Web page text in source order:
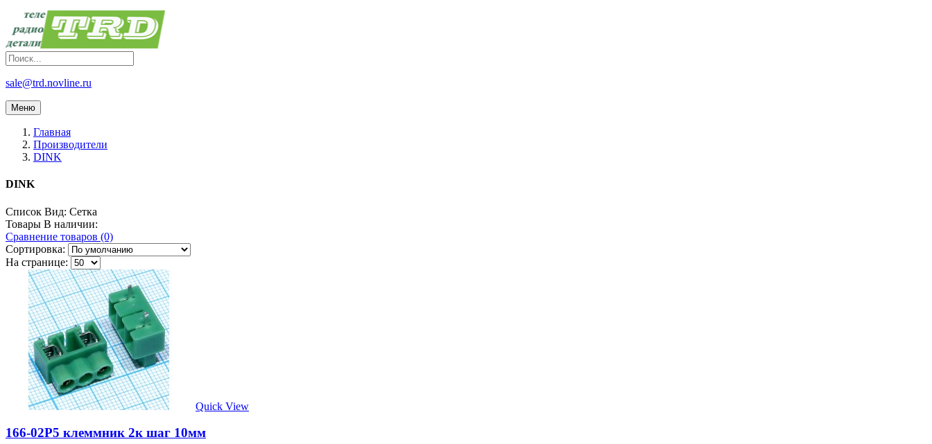
sale@trd.novline.ru
Меню
Главная
Производители
DINK
DINK
Список Вид: Сетка
Товары В наличии:
Сравнение товаров (0)
Сортировка:
На странице:
Quick View
166-02P5 клеммник 2к шаг 10мм